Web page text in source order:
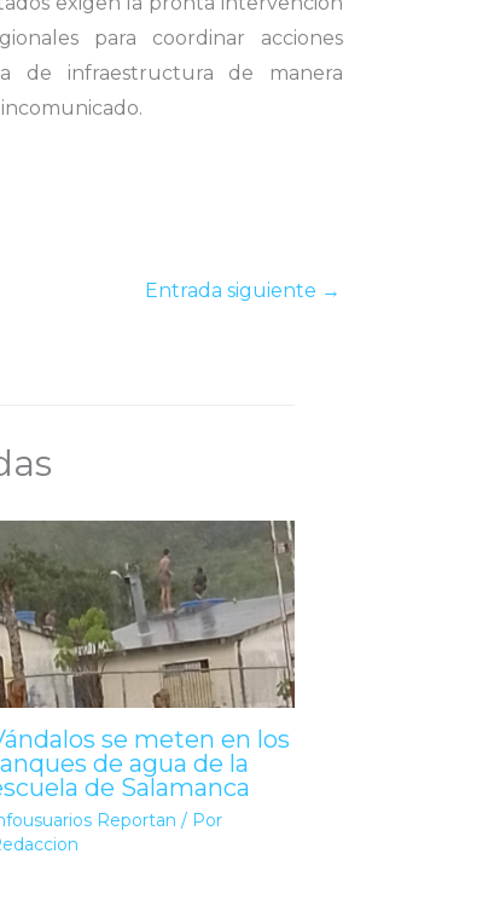
para coordinar acciones
de infraestructura de manera
Entrada siguiente →
se meten en los
de agua de la
de Salamanca
Reportan / Por